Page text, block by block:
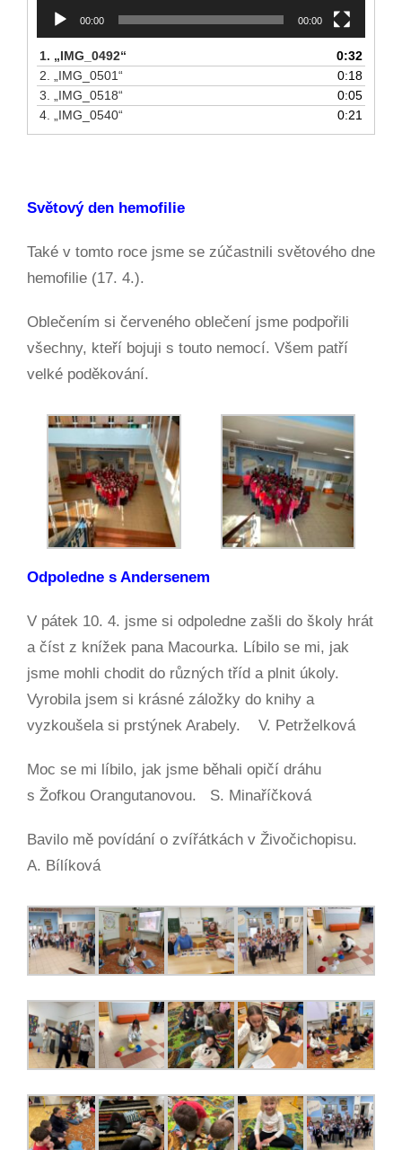
00:00 00:00
1. „IMG_0492“
0:32
2. „IMG_0501“
0:18
3. „IMG_0518“
0:05
4. „IMG_0540“ 0:21
Světový den hemofilie
Také v tomto roce jsme se zúčastnili světového dne
hemofilie (17. 4.).
Oblečením si červeného oblečení jsme podpořili
všechny, kteří bojuji s touto nemocí. Všem patří
velké poděkování.
Odpoledne s Andersenem
V pátek 10. 4. jsme si odpoledne zašli do školy hrát
a číst z knížek pana Macourka. Líbilo se mi, jak
jsme mohli chodit do různých tříd a plnit úkoly.
Vyrobila jsem si krásné záložky do knihy a
vyzkoušela si prstýnek Arabely. V. Petrželková
Moc se mi líbilo, jak jsme běhali opičí dráhu
s Žofkou Orangutanovou. S. Minaříčková
Bavilo mě povídání o zvířátkách v Živočichopisu.
A. Bílíková